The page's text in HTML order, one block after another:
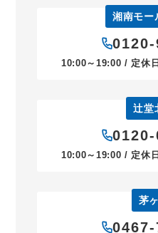
湘南モー
10:00～19:00 / 定休
辻堂
10:00～19:00 / 定休
茅